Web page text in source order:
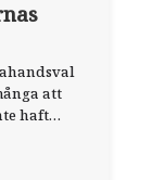
att
haft